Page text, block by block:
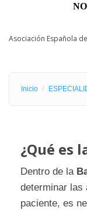
Asociación Española
Inicio
¿Qué es
Dentro de la
determinar las
paciente, es